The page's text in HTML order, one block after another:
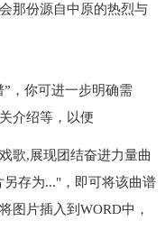
那份源自中原的热烈与
，你可进一步明确需
介绍等，以便
歌,展现团结奋进力量曲
存为..."，即可将该曲谱
图片插入到WORD中，